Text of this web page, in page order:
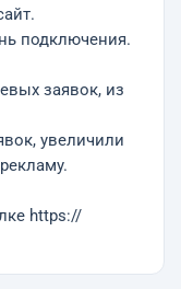
подключения.
заявок, из
увеличили
https://